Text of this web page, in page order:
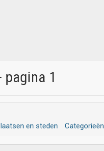
pagina 1
en steden Categorieën